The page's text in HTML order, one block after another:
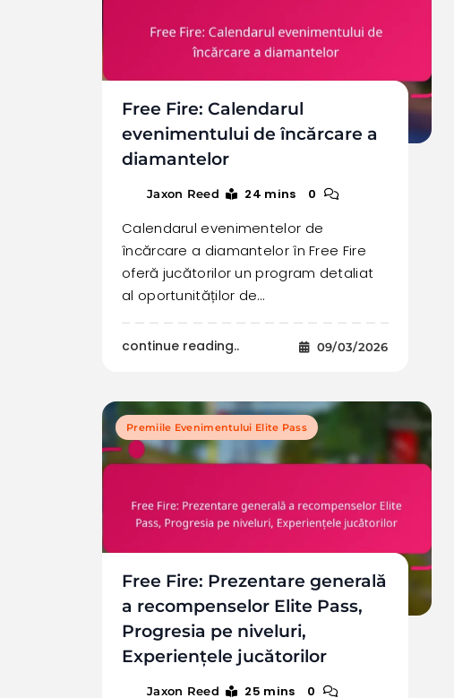
Free Fire: Calendarul
evenimentului de încărcare a
diamantelor
Jaxon Reed 24 mins 0
Calendarul evenimentelor de
încărcare a diamantelor în Free Fire
oferă jucătorilor un program detaliat
al oportunităților de…
continue reading.. 09/03/2026
Premiile Evenimentului Elite Pass
Free Fire: Prezentare generală
a recompenselor Elite Pass,
Progresia pe niveluri,
Experiențele jucătorilor
Jaxon Reed 25 mins 0